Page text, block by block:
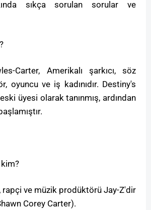
sıkça sorulan sorular ve
Carter, Amerikalı şarkıcı, söz
oyuncu ve iş kadınıdır. Destiny's
üyesi olarak tanınmış, ardından
rapçi ve müzik prodüktörü Jay-Z'dir
Corey Carter).